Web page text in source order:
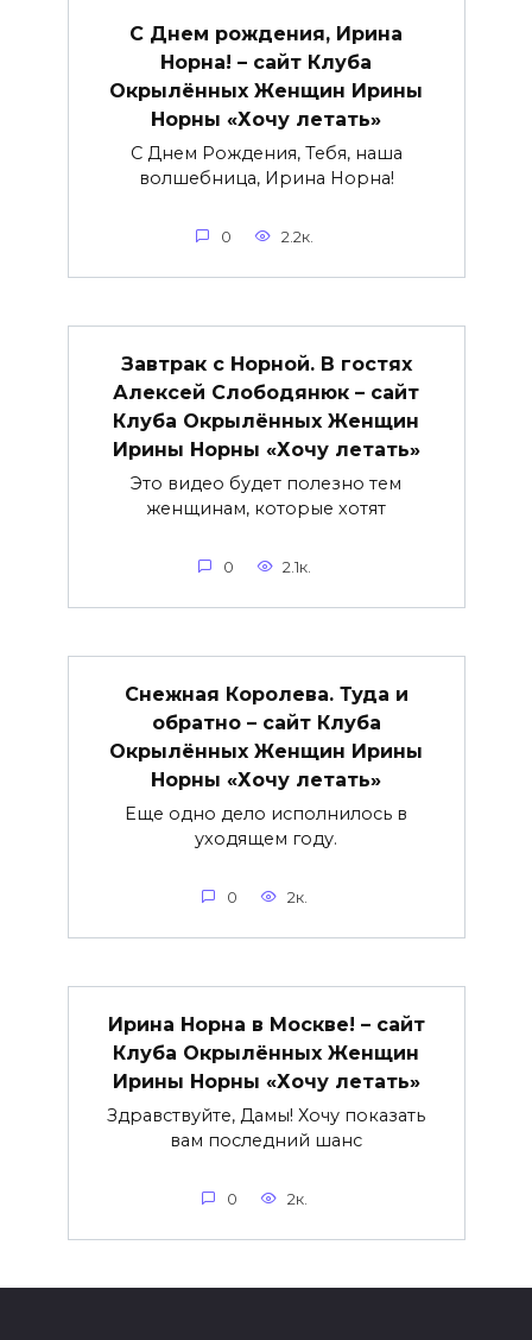
С Днем рождения, Ирина
Норна! – сайт Клуба
Окрылённых Женщин Ирины
Норны «Хочу летать»
С Днем Рождения, Тебя, наша
волшебница, Ирина Норна!
0 2.2к.
Завтрак с Норной. В гостях
Алексей Слободянюк – сайт
Клуба Окрылённых Женщин
Ирины Норны «Хочу летать»
Это видео будет полезно тем
женщинам, которые хотят
0 2.1к.
Снежная Королева. Туда и
обратно – сайт Клуба
Окрылённых Женщин Ирины
Норны «Хочу летать»
Еще одно дело исполнилось в
уходящем году.
0 2к.
Ирина Норна в Москве! – сайт
Клуба Окрылённых Женщин
Ирины Норны «Хочу летать»
Здравствуйте, Дамы! Хочу показать
вам последний шанс
0 2к.